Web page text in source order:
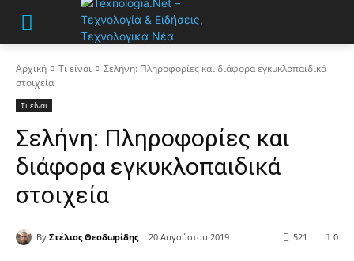
Αρχική Τι είναι
Σελήνη: Πληροφορίες και διάφορα εγκυκλοπαιδικά
στοιχεία
Τι είναι
Σελήνη: Πληροφορίες και
διάφορα εγκυκλοπαιδικά
στοιχεία
By Στέλιος Θεοδωρίδης 20 Αυγούστου 2019 0
521